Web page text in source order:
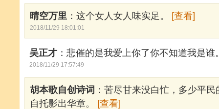
晴空万里 ：这个女人女人味实足。 [查看]
2018/11/29 18:01:01
吴正才 ：悲催的是我爱上你了你不知道我是
2018/11/29 17:57:49
胡本歌自创诗词 ：苦尽甘来没白忙，多少平
自托影出华章。 [查看]